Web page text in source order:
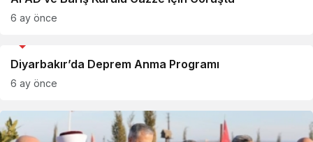
6 ay önce
Diyarbakır’da Deprem Anma Programı
6 ay önce